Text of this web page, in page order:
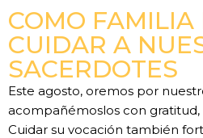
COMO FAMILIA
CUIDAR A
SACERDOTES
Este agosto, oremos por
acompañémoslos con
Cuidar su vocación también